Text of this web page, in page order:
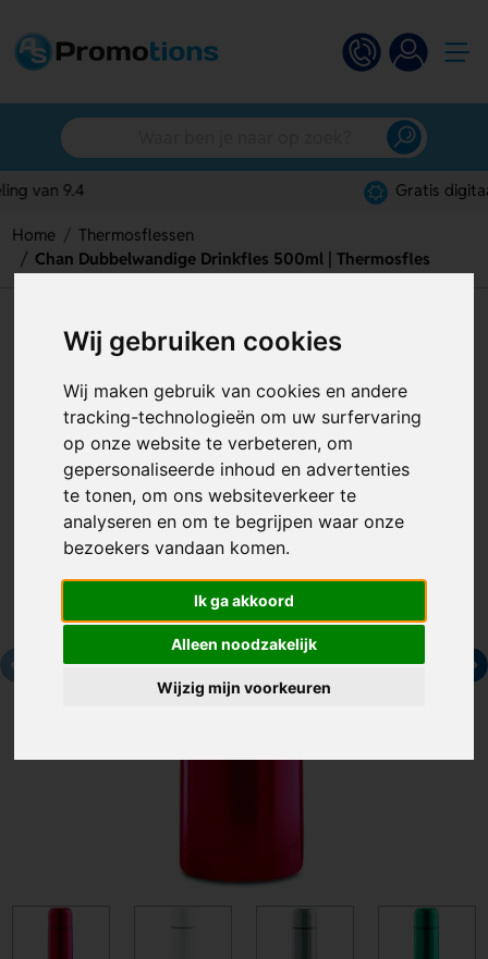
Wij gebruiken cookies
Wij maken gebruik van cookies en andere
tracking-technologieën om uw surfervaring
op onze website te verbeteren, om
gepersonaliseerde inhoud en advertenties
te tonen, om ons websiteverkeer te
analyseren en om te begrijpen waar onze
bezoekers vandaan komen.
Ik ga akkoord
Alleen noodzakelijk
Wijzig mijn voorkeuren
Home
Thermosflessen
Chan Dubbelwandige Drinkfles 500ml | Thermosfles
Chan Dubbelwandige Drinkfles
500ml | Thermosfles
Artikelnummer: 129820